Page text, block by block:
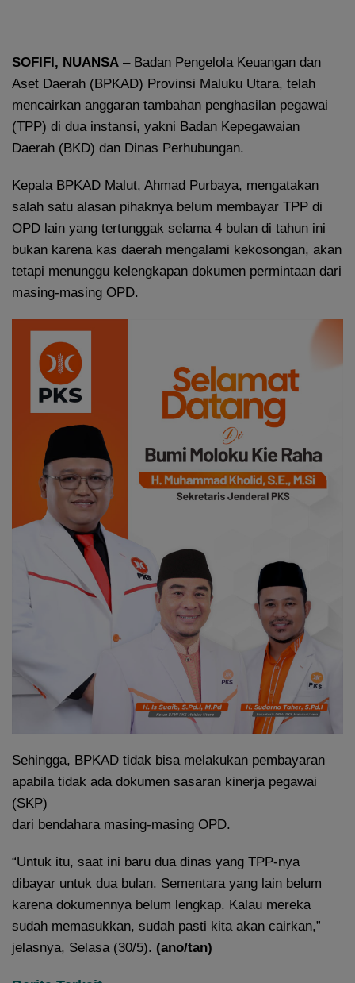
SOFIFI, NUANSA – Badan Pengelola Keuangan dan
Aset Daerah (BPKAD) Provinsi Maluku Utara, telah
mencairkan anggaran tambahan penghasilan pegawai
(TPP) di dua instansi, yakni Badan Kepegawaian
Daerah (BKD) dan Dinas Perhubungan.
Kepala BPKAD Malut, Ahmad Purbaya, mengatakan
salah satu alasan pihaknya belum membayar TPP di
OPD lain yang tertunggak selama 4 bulan di tahun ini
bukan karena kas daerah mengalami kekosongan, akan
tetapi menunggu kelengkapan dokumen permintaan dari
masing-masing OPD.
Sehingga, BPKAD tidak bisa melakukan pembayaran
apabila tidak ada dokumen sasaran kinerja pegawai
(SKP)
dari bendahara masing-masing OPD.
“Untuk itu, saat ini baru dua dinas yang TPP-nya
dibayar untuk dua bulan. Sementara yang lain belum
karena dokumennya belum lengkap. Kalau mereka
sudah memasukkan, sudah pasti kita akan cairkan,”
jelasnya, Selasa (30/5). (ano/tan)